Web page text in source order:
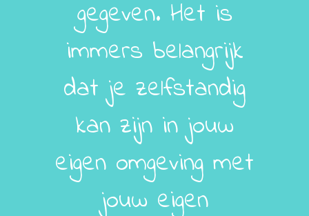
gegeven. Het is
immers belangrijk
dat je zelfstandig
kan zijn in jouw
eigen omgeving met
jouw eigen